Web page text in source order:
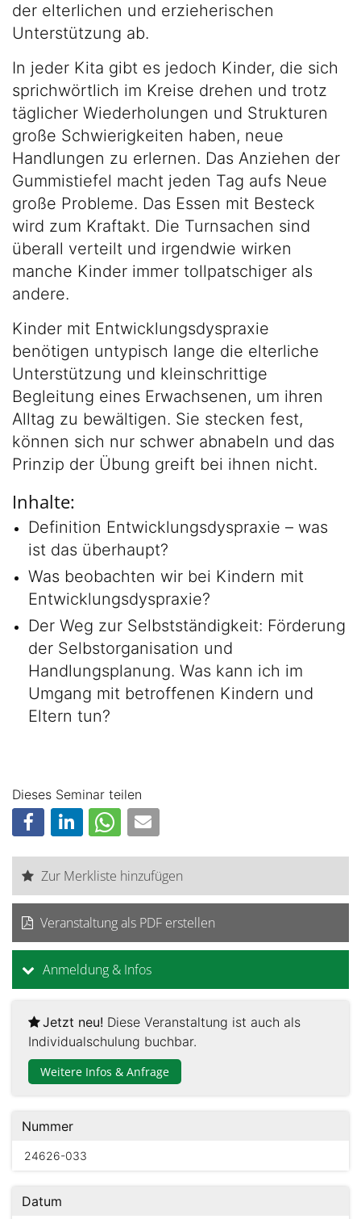
der elterlichen und erzieherischen
Unterstützung ab.
In jeder Kita gibt es jedoch Kinder, die sich
sprichwörtlich im Kreise drehen und trotz
täglicher Wiederholungen und Strukturen
große Schwierigkeiten haben, neue
Handlungen zu erlernen. Das Anziehen der
Gummistiefel macht jeden Tag aufs Neue
große Probleme. Das Essen mit Besteck
wird zum Kraftakt. Die Turnsachen sind
überall verteilt und irgendwie wirken
manche Kinder immer tollpatschiger als
andere.
Kinder mit Entwicklungsdyspraxie
benötigen untypisch lange die elterliche
Unterstützung und kleinschrittige
Begleitung eines Erwachsenen, um ihren
Alltag zu bewältigen. Sie stecken fest,
können sich nur schwer abnabeln und das
Prinzip der Übung greift bei ihnen nicht.
Inhalte:
Definition Entwicklungsdyspraxie – was
ist das überhaupt?
Was beobachten wir bei Kindern mit
Entwicklungsdyspraxie?
Der Weg zur Selbstständigkeit: Förderung
der Selbstorganisation und
Handlungsplanung. Was kann ich im
Umgang mit betroffenen Kindern und
Eltern tun?
Dieses Seminar teilen
Zur Merkliste hinzufügen
Veranstaltung als PDF erstellen
Anmeldung & Infos
Jetzt neu! Diese Veranstaltung ist auch als
Individualschulung buchbar.
Weitere Infos & Anfrage
Nummer
24626-033
Datum